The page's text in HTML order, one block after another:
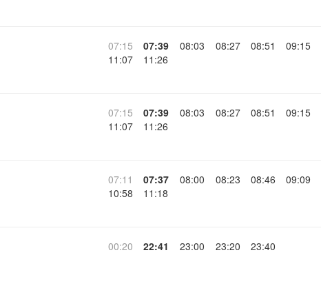
07:15 07:39 08:03 08:27 08:51 09:15
11:07
11:26
07:15 07:39 08:03 08:27 08:51 09:15
11:07
11:26
07:11 07:37 08:00 08:23 08:46 09:09
10:58
11:18
00:20 22:41 23:00 23:20 23:40